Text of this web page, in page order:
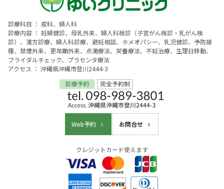
診療科目 ： 産科、婦人科
診療内容 ： 妊婦健診、母乳外来、婦人科検診（子宮がん検診・乳がん検
診）、漢方診療、婦人科診療、避妊相談、ホメオパシー、乳児健診、予防接
種、禁煙外来、更年期外来、点滴療法、栄養療法、不妊治療、生理日移動、
ブライダルチェック、プラセンタ療法
アクセス ： 沖縄県沖縄市登川2444-3
Web予約 お問合せ
クレジットカード使えます